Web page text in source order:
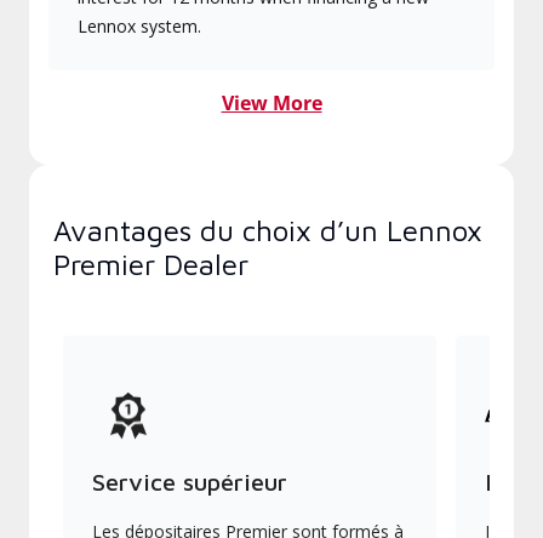
Lennox system.
View More
Avantages du choix d’un Lennox
Premier Dealer
Service supérieur
Les dépositaires Premier sont formés à
Ils